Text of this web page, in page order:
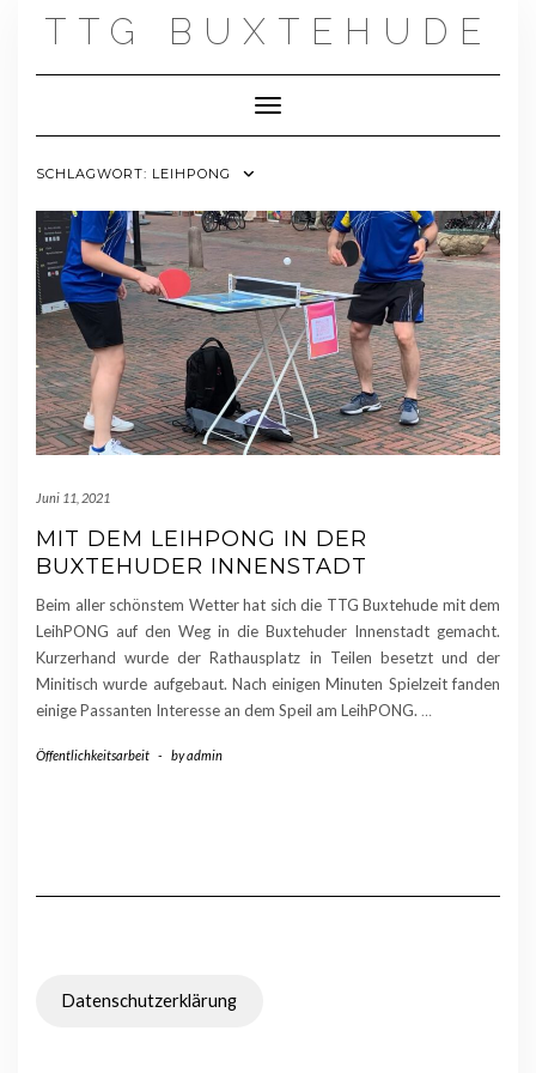
TTG BUXTEHUDE
Toggle Navigation
SCHLAGWORT: LEIHPONG
Juni 11, 2021
MIT DEM LEIHPONG IN DER
BUXTEHUDER INNENSTADT
Beim aller schönstem Wetter hat sich die TTG Buxtehude mit dem
LeihPONG auf den Weg in die Buxtehuder Innenstadt gemacht.
Kurzerhand wurde der Rathausplatz in Teilen besetzt und der
Minitisch wurde aufgebaut. Nach einigen Minuten Spielzeit fanden
einige Passanten Interesse an dem Speil am LeihPONG. …
Öffentlichkeitsarbeit - byadmin
Datenschutzerklärung